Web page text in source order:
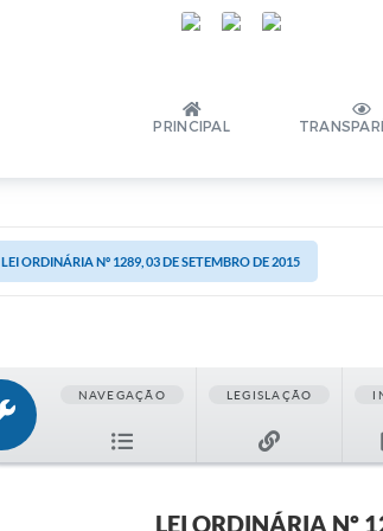
PRINCIPAL
LEI ORDINÁRIA Nº 1289, 03 DE SETEMBRO DE 2015
NAVEGAÇÃO LEGISLAÇÃO
LEI ORDINÁRIA Nº